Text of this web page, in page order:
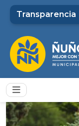
Transparencia